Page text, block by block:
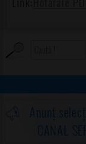
Anunț
CANAL